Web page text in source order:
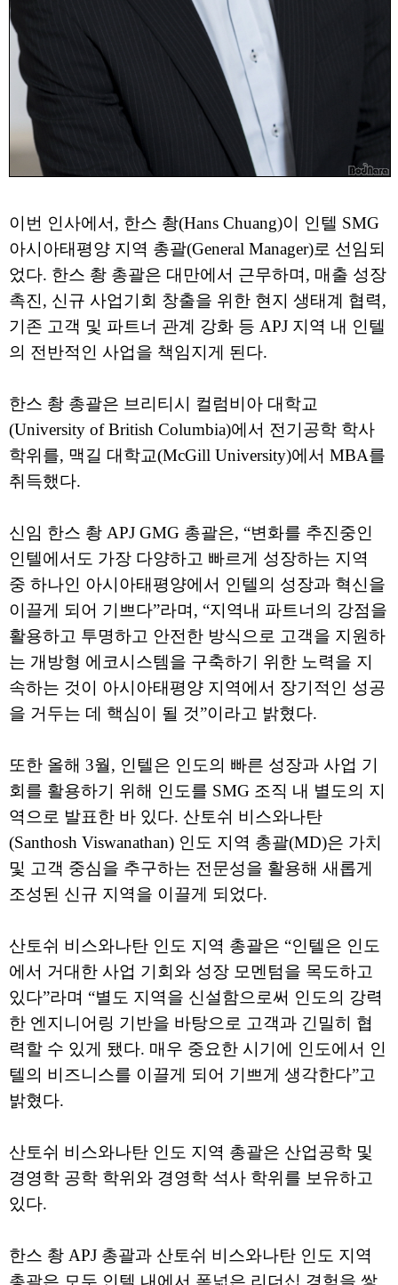
이번 인사에서, 한스 촹(Hans Chuang)이 인텔 SMG
아시아태평양 지역 총괄(General Manager)로 선임되
었다. 한스 촹 총괄은 대만에서 근무하며, 매출 성장
촉진, 신규 사업기회 창출을 위한 현지 생태계 협력,
기존 고객 및 파트너 관계 강화 등 APJ 지역 내 인텔
의 전반적인 사업을 책임지게 된다.
한스 촹 총괄은 브리티시 컬럼비아 대학교
(University of British Columbia)에서 전기공학 학사
학위를, 맥길 대학교(McGill University)에서 MBA를
취득했다.
신임 한스 촹 APJ GMG 총괄은, “변화를 추진중인
인텔에서도 가장 다양하고 빠르게 성장하는 지역
중 하나인 아시아태평양에서 인텔의 성장과 혁신을
이끌게 되어 기쁘다”라며, “지역내 파트너의 강점을
활용하고 투명하고 안전한 방식으로 고객을 지원하
는 개방형 에코시스템을 구축하기 위한 노력을 지
속하는 것이 아시아태평양 지역에서 장기적인 성공
을 거두는 데 핵심이 될 것”이라고 밝혔다.
또한 올해 3월, 인텔은 인도의 빠른 성장과 사업 기
회를 활용하기 위해 인도를 SMG 조직 내 별도의 지
역으로 발표한 바 있다. 산토쉬 비스와나탄
(Santhosh Viswanathan) 인도 지역 총괄(MD)은 가치
및 고객 중심을 추구하는 전문성을 활용해 새롭게
조성된 신규 지역을 이끌게 되었다.
산토쉬 비스와나탄 인도 지역 총괄은 “인텔은 인도
에서 거대한 사업 기회와 성장 모멘텀을 목도하고
있다”라며 “별도 지역을 신설함으로써 인도의 강력
한 엔지니어링 기반을 바탕으로 고객과 긴밀히 협
력할 수 있게 됐다. 매우 중요한 시기에 인도에서 인
텔의 비즈니스를 이끌게 되어 기쁘게 생각한다”고
밝혔다.
산토쉬 비스와나탄 인도 지역 총괄은 산업공학 및
경영학 공학 학위와 경영학 석사 학위를 보유하고
있다.
한스 촹 APJ 총괄과 산토쉬 비스와나탄 인도 지역
총괄은 모두 인텔 내에서 폭넓은 리더십 경험을 쌓